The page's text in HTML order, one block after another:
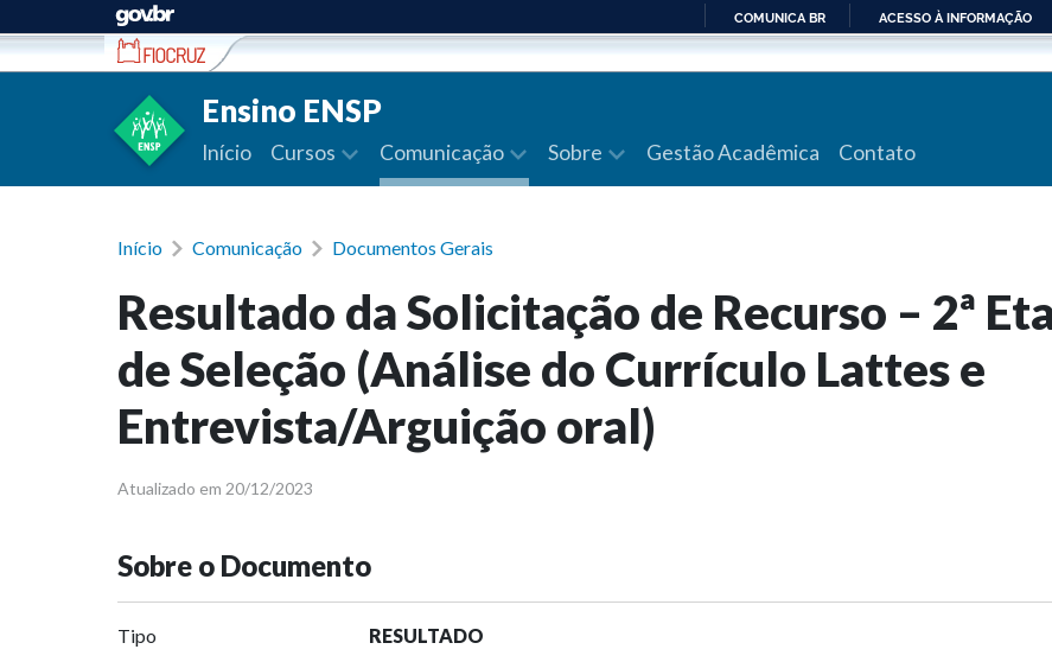
Ir para conteúdo
PARA
COMUNICA BR ACESSO À INFORMAÇÃO
Ensino ENSP
Início Cursos Comunicação Sobre Gestão Acadêmica Contato
Início Comunicação Documentos Gerais
Resultado da Solicitação de Recurso – 2ª
de Seleção (Análise do Currículo Lattes e
Entrevista/Arguição oral)
Atualizado em 20/12/2023
Sobre o Documento
Tipo RESULTADO